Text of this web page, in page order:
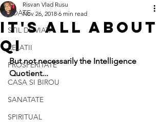
TOATE
STIL DE VIATA
RELATII
PROSPERITATE
CASA SI BIROU
SANATATE
SPIRITUAL
IT'S ALL ABOUT
QI
Risvan Vlad Rusu
Nov 26, 2018 6 min read
But not necessarily the Intelligence
Quotient...